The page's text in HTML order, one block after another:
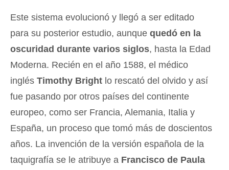
Este sistema evolucionó y llegó a ser editado
para su posterior estudio, aunque quedó en la
oscuridad durante varios siglos, hasta la Edad
Moderna. Recién en el año 1588, el médico
inglés Timothy Bright lo rescató del olvido y así
fue pasando por otros países del continente
europeo, como ser Francia, Alemania, Italia y
España, un proceso que tomó más de doscientos
años. La invención de la versión española de la
taquigrafía se le atribuye a Francisco de Paula